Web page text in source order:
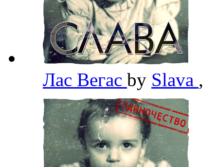
Лас Вегас by Slava ,